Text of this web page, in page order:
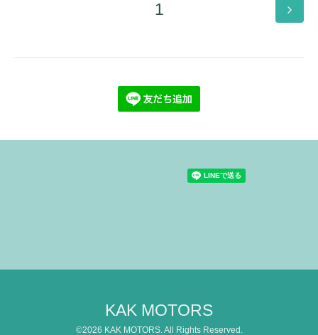
1
KAK MOTORS
©2026 KAK MOTORS. All Rights Reserved.